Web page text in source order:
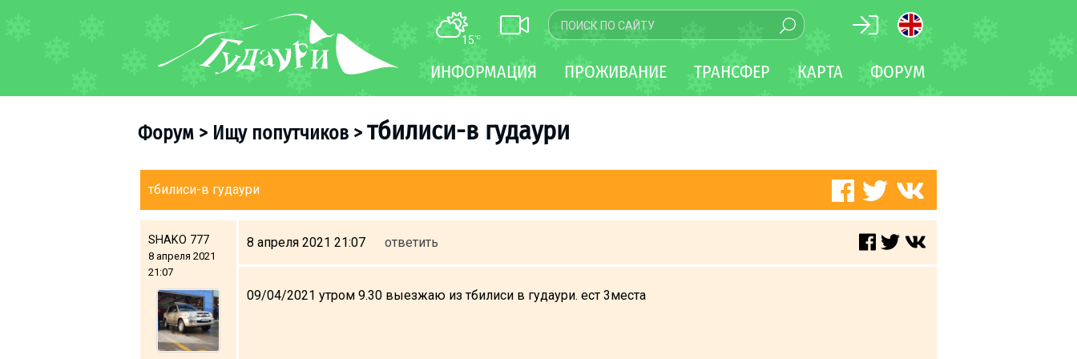
15°C
ИНФОРМАЦИЯ ПРОЖИВАНИЕ ТРАНСФЕР КАРТА ФОРУМ
Форум > Ищу попутчиков > тбилиси-в гудаури
тбилиси-в гудаури
SHAKO 777
8 апреля 2021
21:07
8 апреля 2021 21:07 ответить
09/04/2021 утром 9.30 выезжаю из тбилиси в гудаури. ест 3места
Дети в Гудаури
Календарь событий
Телеграм-канал
Гудаури
INFO